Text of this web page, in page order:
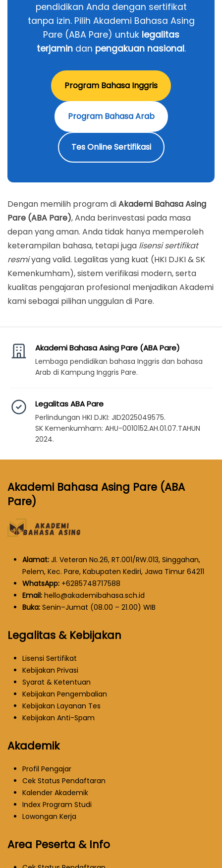
pendidikan Anda dengan sertifikat
tanpa izin. Pilih Akademi Bahasa Asing
Pare (ABA Pare) untuk legalitas
terjamindan pengakuan nasional.
Program Bahasa Inggris
Program Bahasa Arab
Tes Online Sertifikasi
Dengan memilih program diAkademi Bahasa Asing
Pare (ABA Pare), Anda berinvestasi pada masa
depan yang aman. Anda tidak hanya memperoleh
keterampilan bahasa, tetapi juga lisensi sertifikat
resmiyang valid. Legalitas yang kuat (HKI DJKI & SK
Kemenkumham), sistem verifikasi modern, serta
kualitas pengajaran profesional menjadikan Akademi
kami sebagai pilihan unggulan di Pare.
Akademi Bahasa Asing Pare (ABA Pare)
Lembaga pendidikan bahasa Inggris dan bahasa
Arab di Kampung Inggris Pare.
Legalitas ABA Pare
Perlindungan HKI DJKI: JID2025049575.
SK Kemenkumham: AHU-0010152.AH.01.07.TAHUN
2024.
Akademi Bahasa Asing Pare (ABA
Pare)
Alamat: Jl. Veteran No.26, RT.001/RW.013, Singgahan,
Pelem, Kec. Pare, Kabupaten Kediri, Jawa Timur 64211
WhatsApp: +6285748717588
Email: hello@akademibahasa.sch.id
Buka: Senin–Jumat (08.00 – 21.00) WIB
Legalitas & Kebijakan
Lisensi Sertifikat
Kebijakan Privasi
Syarat & Ketentuan
Kebijakan Pengembalian
Kebijakan Layanan Tes
Kebijakan Anti-Spam
Akademik
Profil Pengajar
Cek Status Pendaftaran
Kalender Akademik
Index Program Studi
Lowongan Kerja
Area Peserta & Info